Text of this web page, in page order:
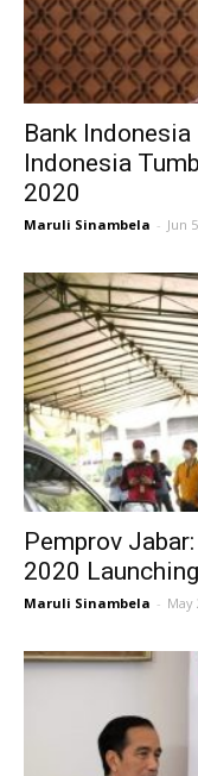
Bank
Indonesia
2020
Maruli Sinambela - Jun
Pemprov
2020
Maruli Sinambela - May